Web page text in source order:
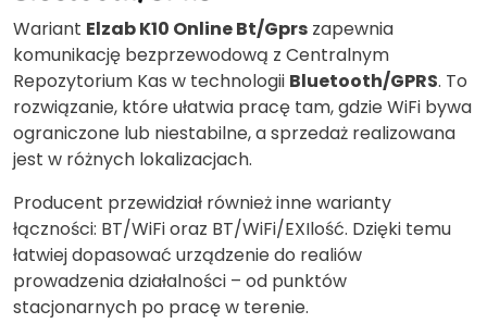
Wariant Elzab K10 Online Bt/Gprs zapewnia
komunikację bezprzewodową z Centralnym
Repozytorium Kas w technologii Bluetooth/GPRS. To
rozwiązanie, które ułatwia pracę tam, gdzie WiFi bywa
ograniczone lub niestabilne, a sprzedaż realizowana
jest w różnych lokalizacjach.
Producent przewidział również inne warianty
łączności: BT/WiFi oraz BT/WiFi/EXIlość. Dzięki temu
łatwiej dopasować urządzenie do realiów
prowadzenia działalności – od punktów
stacjonarnych po pracę w terenie.